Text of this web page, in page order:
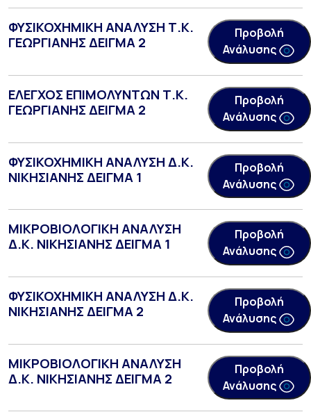
ΦΥΣΙΚΟΧΗΜΙΚΗ ΑΝΑΛΥΣΗ Τ.Κ.
ΓΕΩΡΓΙΑΝΗΣ ΔΕΙΓΜΑ 2
Προβολή
Ανάλυσης
ΕΛΕΓΧΟΣ ΕΠΙΜΟΛΥΝΤΩΝ Τ.Κ.
ΓΕΩΡΓΙΑΝΗΣ ΔΕΙΓΜΑ 2
Προβολή
Ανάλυσης
ΦΥΣΙΚΟΧΗΜΙΚΗ ΑΝΑΛΥΣΗ Δ.Κ.
ΝΙΚΗΣΙΑΝΗΣ ΔΕΙΓΜΑ 1
Προβολή
Ανάλυσης
ΜΙΚΡΟΒΙΟΛΟΓΙΚΗ ΑΝΑΛΥΣΗ
Δ.Κ. ΝΙΚΗΣΙΑΝΗΣ ΔΕΙΓΜΑ 1
Προβολή
Ανάλυσης
ΦΥΣΙΚΟΧΗΜΙΚΗ ΑΝΑΛΥΣΗ Δ.Κ.
ΝΙΚΗΣΙΑΝΗΣ ΔΕΙΓΜΑ 2
Προβολή
Ανάλυσης
ΜΙΚΡΟΒΙΟΛΟΓΙΚΗ ΑΝΑΛΥΣΗ
Δ.Κ. ΝΙΚΗΣΙΑΝΗΣ ΔΕΙΓΜΑ 2
Προβολή
Ανάλυσης